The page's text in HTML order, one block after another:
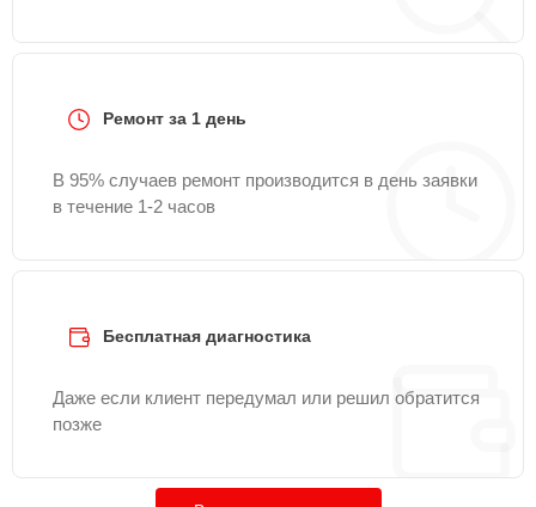
Ремонт за 1 день
В 95% случаев ремонт производится в день заявки
в течение 1-2 часов
Бесплатная диагностика
Даже если клиент передумал или решил обратится
позже